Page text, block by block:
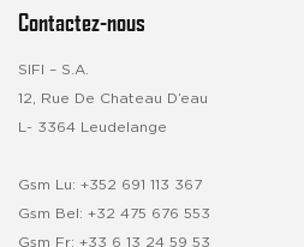
Contactez-nous
SIFI – S.A.
12, Rue De Chateau D’eau
L- 3364 Leudelange
Gsm Lu: +352 691 113 367
Gsm Bel: +32 475 676 553
Gsm Fr: +33 6 13 24 59 53